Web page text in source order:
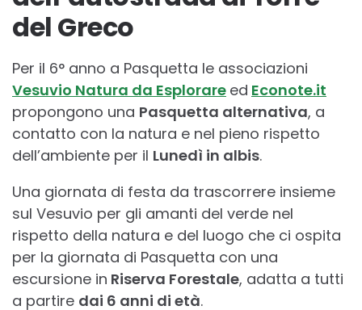
del Greco
Per il 6° anno a Pasquetta le associazioni
Vesuvio Natura da Esplorare ed Econote.it
propongono una Pasquetta alternativa, a
contatto con la natura e nel pieno rispetto
dell’ambiente per il Lunedì in albis.
Una giornata di festa da trascorrere insieme
sul Vesuvio per gli amanti del verde nel
rispetto della natura e del luogo che ci ospita
per la giornata di Pasquetta con una
escursione in Riserva Forestale, adatta a tutti
a partire dai 6 anni di età.